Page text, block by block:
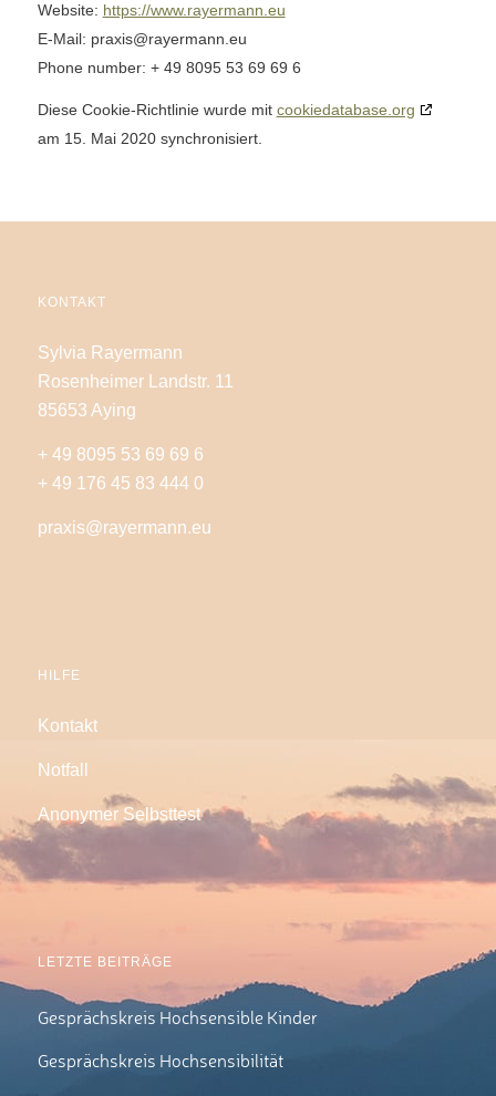
Website: https://www.rayermann.eu
E-Mail: praxis@rayermann.eu
Phone number: + 49 8095 53 69 69 6
Diese Cookie-Richtlinie wurde mit cookiedatabase.org
am 15. Mai 2020 synchronisiert.
KONTAKT
Sylvia Rayermann
Rosenheimer Landstr. 11
85653 Aying
+ 49 8095 53 69 69 6
+ 49 176 45 83 444 0
praxis@rayermann.eu
HILFE
Kontakt
Notfall
Anonymer Selbsttest
LETZTE BEITRÄGE
Gesprächskreis Hochsensible Kinder
Gesprächskreis Hochsensibilität